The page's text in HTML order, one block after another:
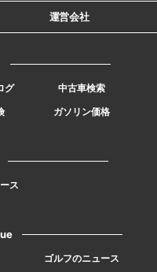
運営会社
グ
中古車検索
ガソリン価格
ス
ゴルフのニュース